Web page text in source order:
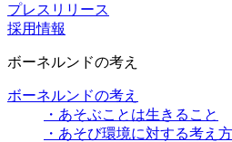
プレスリリース
採用情報
ボーネルンドの考え
ボーネルンドの考え
・あそぶことは生きること
・あそび環境に対する考え方